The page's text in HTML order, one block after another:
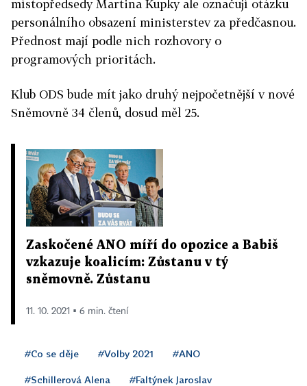
místopředsedy Martina Kupky ale označují otázku
personálního obsazení ministerstev za předčasnou.
Přednost mají podle nich rozhovory o
programových prioritách.
Klub ODS bude mít jako druhý nejpočetnější v nové
Sněmovně 34 členů, dosud měl 25.
Zaskočené ANO míří do opozice a Babiš
vzkazuje koalicím: Zůstanu v tý
sněmovně. Zůstanu
11. 10. 2021 ▪ 6 min. čtení
#Co se děje #Volby 2021 #ANO
#Schillerová Alena #Faltýnek Jaroslav